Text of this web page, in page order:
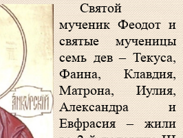
Святой
мученик Феодот и
святые мученицы
семь дев – Текуса,
Фаина, Клавдия,
Матрона, Иулия,
Александра и
Евфрасия – жили